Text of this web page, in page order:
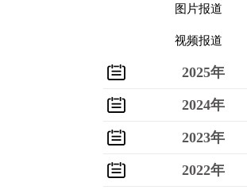
图片报道
视频报道
2025年
2024年
2023年
2022年